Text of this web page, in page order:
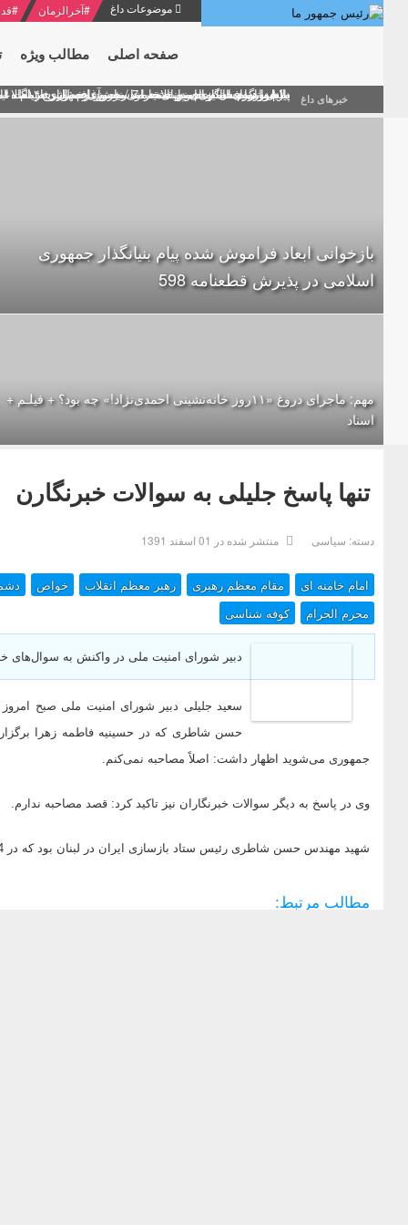
موضوعات داغ #آخرالزمان #
صفحه اصلی مطالب ویژه
خبرهای داغ منشور گفتمان امام و انقلاب - 7 /بخش دوم : شرح پیام ۱۰ خرداد ۱۳۶۹ امام خامنه ای/ فصل پنجم: حفظ عزّت و کرامت انقلابی
بازخوانی افشاگری سپهبد محمود منصور افسر ارشد
دلایل اهمیت سیزدهمین انتخابات ریاست جمهوری از نگاه
بیانات امام خامنه ای در سخنرانی نوروزی خطاب به ملت
پیام نوروزی امام خامنه ای به مناسبت آغاز سال ۱۴۰۰
بازخوانی ابعاد فراموش شده پیام بنیانگذار جمهوری
اسلامی در پذیرش قطعنامه 598
مهم: ماجرای دروغ «۱۱روز خانه‌نشینی احمدی‌نژاد!» چه بود؟ + فیلـم +
اسناد
تنها پاسخ جلیلی به سوالات خبرنگارن
دسته: سیاسی منتشر شده در 01 اسفند 1391
امام خامنه ای مقام معظم رهبری رهبر معظم انقلاب خواص
کوفه شناسی
محرم الحرام
دبیر شورای امنیت ملی در واکنش به سوال‌‌های
سعید جلیلی دبیر شورای امنیت ملی صبح
حسن شاطری که در حسینیه فاطمه زهرا برگزار
جمهوری می‌شوید اظهار داشت: اصلاً مصاحبه نمی‌کنم.
وی در پاسخ به دیگر سوالات خبرنگاران نیز تاکید کرد: قصد مصاحبه ندارم.
شهید مهندس حسن شاطری رئیس ستاد بازسازی ایران در لبنان بود که در 24 بهمن 1391 به دست مزدوران رژیم صهیونیستی به شهادت رسید.
مطالب مرتبط: